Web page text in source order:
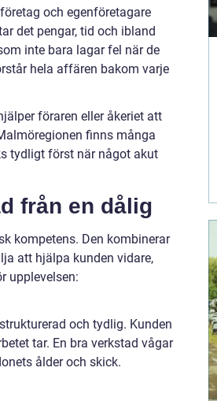
och egenföretagare
det pengar, tid och ibland
inte bara lagar fel när de
hela affären bakom varje
föraren eller åkeriet att
finns många
tydligt först när något akut
från en dålig
kompetens. Den kombinerar
att hjälpa kunden vidare,
upplevelsen:
och tydlig. Kunden
tar. En bra verkstad vågar
ålder och skick.